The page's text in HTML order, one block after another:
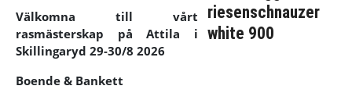
Välkomna till vårt
rasmästerskap på Attila i
Skillingaryd 29-30/8 2026
Boende & Bankett